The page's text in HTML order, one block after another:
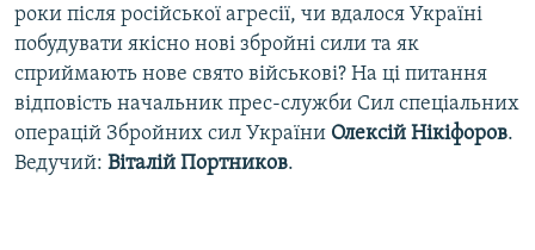
СПЕЦПРОЕКТИ
ДЕПОРТАЦІЯ
ВІДЕОУРОКИ «ELIFBE»
СВІДЧЕННЯ ОКУПАЦІЇ
ЯК ОБІЙТИ БЛОКУВАННЯ
Русский
Qırımtatar
роки після російської агресії, чи вдалося Україні
побудувати якісно нові збройні сили та як
сприймають нове свято військові? На ці питання
відповість начальник прес-служби Сил спеціальних
операцій Збройних сил України Олексій Нікіфоров.
Ведучий: Віталій Портников.